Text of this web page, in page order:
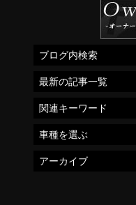
ブログ内検索
最新の記事一覧
関連キーワード
車種を選ぶ
アーカイブ